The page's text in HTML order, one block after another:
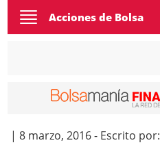
Toggle
navigation
Acciones de Bolsa
| 8 marzo, 2016- Escrito por: